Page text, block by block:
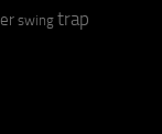
swing trap